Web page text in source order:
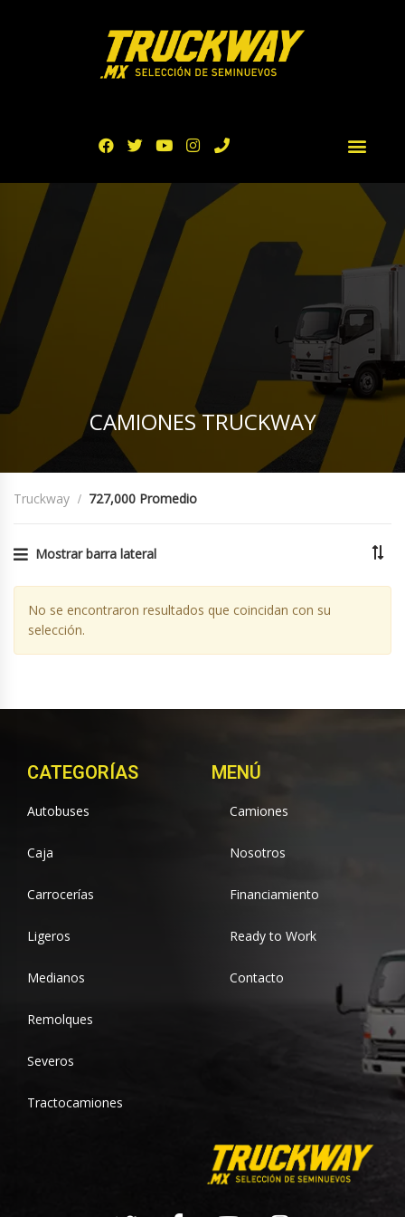
CAMIONES TRUCKWAY
Truckway 727,000 Promedio
Mostrar barra lateral
No se encontraron resultados que coincidan con su
selección.
CATEGORÍAS
Autobuses
Caja
Carrocerías
Ligeros
Medianos
Remolques
Severos
Tractocamiones
MENÚ
Camiones
Nosotros
Financiamiento
Ready to Work
Contacto